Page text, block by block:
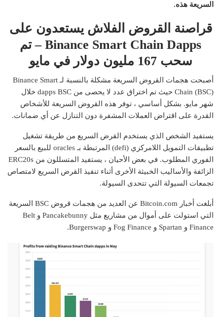
السريعة هذه.
قراصنة القروض الفلاش يستعدون على
Binance Smart Chain Dapps – تم
سحب 167 مليون دولار في مايو
أصبحت هجمات القروض السريعة مشكلة بالنسبة لـ Binance Smart
Chain (BSC) حيث تم اختراق عدد لا يحصى من dapps BSC خلال
شهر مايو. بشكل أساسي ، توفر هذه القروض السريعة للأشخاص
القدرة على اقتراض العملات المشفرة دون التنازل عن أي ضمانات.
يستفيد الشخص الذي يستخدم القرض السريع من طريقة تشغيل
تطبيقات التمويل اللامركزي (defi) المرتبطة بـ oracles للبيع بالسعر
الفوري المطلوب. في بعض الأحيان ، يستفيد المتسللون من ERC20s
الزائفة والأساليب الخبيثة الأخرى أثناء تنفيذ القرض السريع لامتصاص
تجمعات السيولة التي تتحدى السيولة.
أبلغت أخبار Bitcoin.com عن العديد من هجمات قروض BSC السريعة
التي استولت على أموال من مشاريع مثل Pancakebunny و Belt
Finance و Spartan و Fog Finance و Burgerswap.